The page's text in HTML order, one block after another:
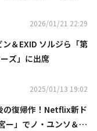
2026/01/21 22:29
ン＆EXID ソルジら「第
ズ」に出席
2025/01/13 19:02
の復帰作！Netflix新ド
ー」でノ・ユンソ＆チ